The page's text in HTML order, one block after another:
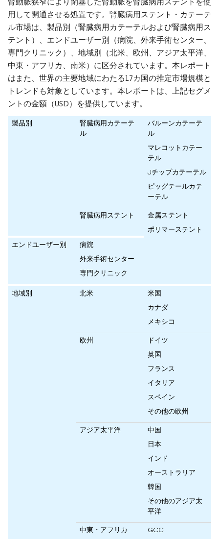
用して開通させる処置です。腎臓病用ステント・カテーテ
ル市場は、製品別（腎臓病用カテーテルおよび腎臓病用ス
テント）、エンドユーザー別（病院、外来手術センター、
専門クリニック）、地域別（北米、欧州、アジア太平洋、
中東・アフリカ、南米）に区分されています。本レポート
はまた、世界の主要地域にわたる17カ国の推定市場規模と
トレンドも対象としています。本レポートは、上記セグメ
ントの金額（USD）を提供しています。
製品別
腎臓病用カテーテ
ル
バルーンカテーテ
ル
マレコットカテー
テル
Jチップカテーテル
ピッグテールカテ
ーテル
腎臓病用ステント
金属ステント
ポリマーステント
エンドユーザー別
病院
外来手術センター
専門クリニック
地域別 北米
米国
カナダ
メキシコ
欧州
ドイツ
英国
フランス
イタリア
スペイン
その他の欧州
アジア太平洋
中国
日本
インド
オーストラリア
韓国
その他のアジア太
平洋
中東・アフリカ
GCC